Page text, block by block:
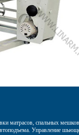
матрасов, спальных
Управление